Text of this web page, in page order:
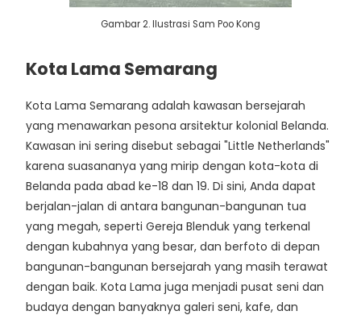
Gambar 2. Ilustrasi Sam Poo Kong
Kota Lama Semarang
Kota Lama Semarang adalah kawasan bersejarah
yang menawarkan pesona arsitektur kolonial Belanda.
Kawasan ini sering disebut sebagai "Little Netherlands"
karena suasananya yang mirip dengan kota-kota di
Belanda pada abad ke-18 dan 19. Di sini, Anda dapat
berjalan-jalan di antara bangunan-bangunan tua
yang megah, seperti Gereja Blenduk yang terkenal
dengan kubahnya yang besar, dan berfoto di depan
bangunan-bangunan bersejarah yang masih terawat
dengan baik. Kota Lama juga menjadi pusat seni dan
budaya dengan banyaknya galeri seni, kafe, dan